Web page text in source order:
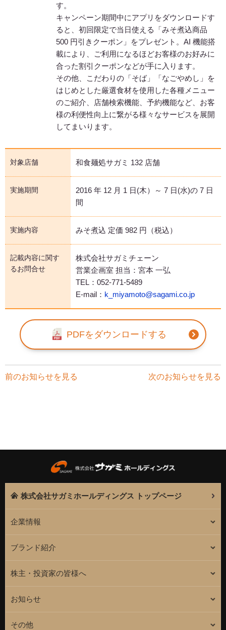
す。
キャンペーン期間中にアプリをダウンロードす
ると、初回限定で当日使える「みそ煮込商品
500 円引きクーポン」をプレゼント。AI 機能搭
載により、ご利用になるほどお客様のお好みに
合った割引クーポンなどが手に入ります。
その他、こだわりの「そば」「なごやめし」を
はじめとした厳選食材を使用した各種メニュー
のご紹介、店舗検索機能、予約機能など、お客
様の利便性向上に繋がる様々なサービスを展開
してまいります。
対象店舗 和食麺処サガミ 132 店舗
実施期間
2016 年 12 月 1 日(木）～ 7 日(水)の 7 日
間
実施内容 みそ煮込 定価 982 円（税込）
記載内容に関す
るお問合せ
株式会社サガミチェーン
営業企画室 担当：宮本 一弘
TEL：052-771-5489
E-mail： k_miyamoto@sagami.co.jp
PDFをダウンロードする
前のお知らせを見る 次のお知らせを見る
株式会社サガミホールディングス トップページ
企業情報
ブランド紹介
株主・投資家の皆様へ
お知らせ
その他